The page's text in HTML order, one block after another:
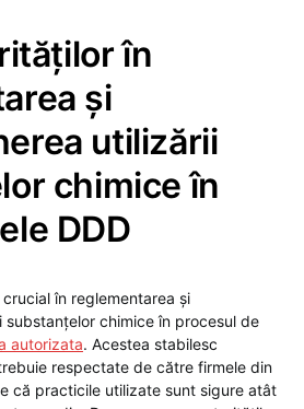
în
și
utilizării
chimice în
DDD
în reglementarea și
substanțelor chimice în procesul de
autorizata. Acestea stabilesc
respectate de către firmele din
că practicile utilizate sunt sigure atât